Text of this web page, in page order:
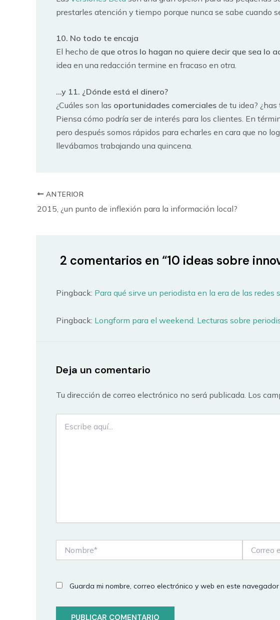
prestarles atención y tiempo porque nunca se sabe cuando
10. No todo te encaja
El hecho de que otros lo hagan no quiere decir que sea lo
idea en una redacción termine en fracaso en otra.
…y 11. ¿Dónde está el dinero?
¿Cuáles son las oportunidades comerciales de tu idea?
Piensa cómo podría ser de interés para los clientes. En
pero después somos rápidos para echarles en cara que no
llevábamos trabajando una quincena.
ANTERIOR
2015, ¿un punto de inflexión para la información local?
2 comentarios en “10 ideas sobre
Pingback: Para qué sirve un periodista en la era de las redes
Pingback: Longform para el weekend. Lecturas sobre
Deja un comentario
Tu dirección de correo electrónico no será publicada. Los
aquí...
Guarda mi nombre, correo electrónico y web en este